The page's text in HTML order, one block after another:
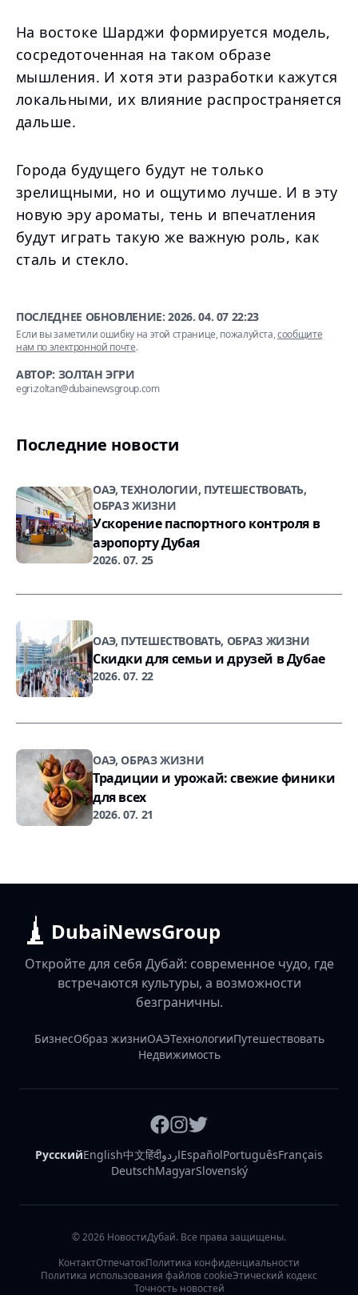
На востоке Шарджи формируется модель,
сосредоточенная на таком образе
мышления. И хотя эти разработки кажутся
локальными, их влияние распространяется
дальше.
Города будущего будут не только
зрелищными, но и ощутимо лучше. И в эту
новую эру ароматы, тень и впечатления
будут играть такую же важную роль, как
сталь и стекло.
ПОСЛЕДНЕЕ ОБНОВЛЕНИЕ:2026. 04. 07 22:23
Если вы заметили ошибку на этой странице, пожалуйста,сообщите
нам по электронной почте.
АВТОР: ЗОЛТАН ЭГРИ
egri.zoltan@dubainewsgroup.com
Последние новости
ОАЭ, ТЕХНОЛОГИИ, ПУТЕШЕСТВОВАТЬ,
ОБРАЗ ЖИЗНИ
Ускорение паспортного контроля в
аэропорту Дубая
2026. 07. 25
ОАЭ, ПУТЕШЕСТВОВАТЬ, ОБРАЗ ЖИЗНИ
Скидки для семьи и друзей в Дубае
2026. 07. 22
ОАЭ, ОБРАЗ ЖИЗНИ
Традиции и урожай: свежие финики
для всех
2026. 07. 21
DubaiNewsGroup
Откройте для себя Дубай: современное чудо, где
встречаются культуры, а возможности
безграничны.
БизнесОбраз жизниОАЭТехнологииПутешествовать
Недвижимость
РусскийEnglish中文हिंदीاردوEspañolPortuguêsFrançais
DeutschMagyarSlovenský
©2026 НовостиДубай. Все права защищены.
КонтактОтпечатокПолитика конфиденциальности
Политика использования файлов cookieЭтический кодекс
Точность новостей